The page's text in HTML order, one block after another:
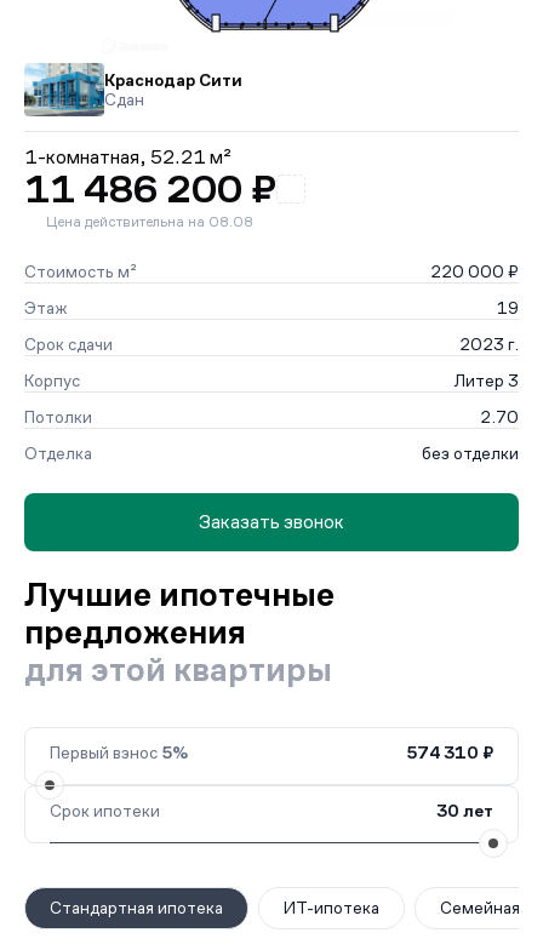
Краснодар Сити
Сдан
1-комнатная, 52.21 м²
11 486 200 ₽
Цена действительна на 08.08
Стоимость м²
220 000 ₽
Этаж
19
Срок сдачи
2023 г.
Корпус
Литер 3
Потолки
2.70
Отделка
без отделки
Заказать звонок
Лучшие ипотечные
предложения
для этой квартиры
Первый взнос 5% 574 310 ₽
Срок ипотеки 30 лет
Стандартная ипотека ИТ-ипотека Семейная